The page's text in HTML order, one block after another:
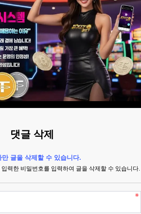
댓글 삭제
만 글을 삭제할 수 있습니다.
력한 비밀번호를 입력하여 글을 삭제할 수 있습니다.